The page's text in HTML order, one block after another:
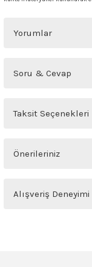
Yorumlar
Soru & Cevap
Ürün
Taksit Seçenekleri
Önerileriniz
Bu ürünün fiyat bilgisi,
yetersiz gördüğünüz
Alışveriş Deneyimi